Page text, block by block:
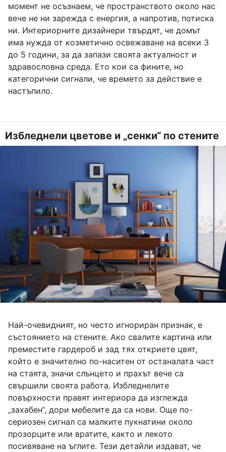
момент не осъзнаем, че пространството около нас
вече не ни зарежда с енергия, а напротив, потиска
ни. Интериорните дизайнери твърдят, че домът
има нужда от козметично освежаване на всеки 3
до 5 години, за да запази своята актуалност и
здравословна среда. Ето кои са фините, но
категорични сигнали, че времето за действие е
настъпило.
Избледнели цветове и „сенки“ по стените
Най-очевидният, но често игнориран признак, е
състоянието на стените. Ако свалите картина или
преместите гардероб и зад тях откриете цвят,
който е значително по-наситен от останалата част
на стаята, значи слънцето и прахът вече са
свършили своята работа. Избледнелите
повърхности правят интериора да изглежда
„захабен“, дори мебелите да са нови. Още по-
сериозен сигнал са малките пукнатини около
прозорците или вратите, както и лекото
посивяване на ъглите. Тези детайли издават, че